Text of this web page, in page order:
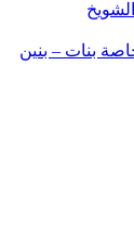
بنات – بنين